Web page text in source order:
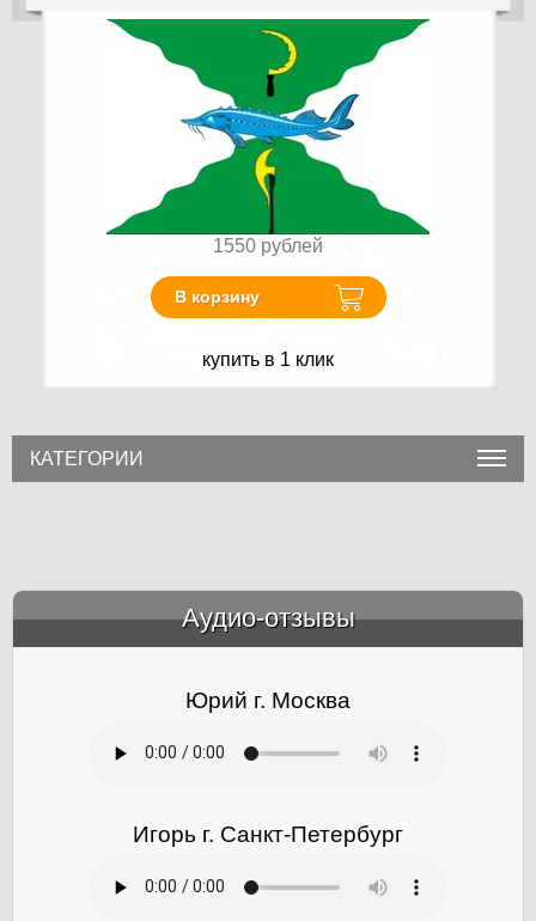
1550 рублей
В корзину
купить в 1 клик
КАТЕГОРИИ
Аудио-отзывы
Юрий г. Москва
Игорь г. Санкт-Петербург